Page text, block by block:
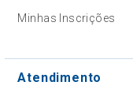
Minhas Inscrições
Atendimento